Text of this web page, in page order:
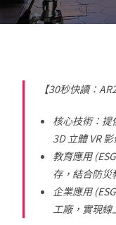
【30秒快讀：
核心技術：提
3D 立體 VR
教育應用
存，結合防災
企業應用
工廠，實現線